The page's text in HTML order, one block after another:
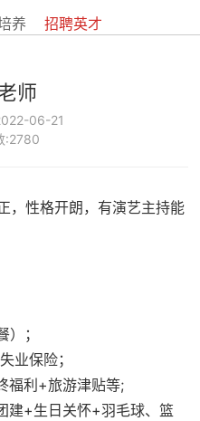
养 招聘英才
师
06-21
:2780
，性格开朗，有演艺主持能
；
业保险；
福利+旅游津贴等;
建+生日关怀+羽毛球、篮